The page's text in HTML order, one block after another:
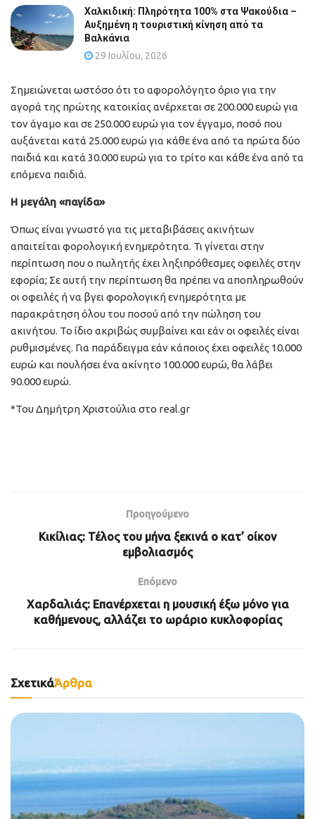
Χαλκιδική: Πληρότητα 100% στα Ψακούδια –
Αυξημένη η τουριστική κίνηση από τα
Βαλκάνια
29 Ιουλίου, 2026
Σημειώνεται ωστόσο ότι το αφορολόγητο όριο για την
αγορά της πρώτης κατοικίας ανέρχεται σε 200.000 ευρώ για
τον άγαμο και σε 250.000 ευρώ για τον έγγαμο, ποσό που
αυξάνεται κατά 25.000 ευρώ για κάθε ένα από τα πρώτα δύο
παιδιά και κατά 30.000 ευρώ για το τρίτο και κάθε ένα από τα
επόμενα παιδιά.
Η μεγάλη «παγίδα»
Όπως είναι γνωστό για τις μεταβιβάσεις ακινήτων
απαιτείται φορολογική ενημερότητα. Τι γίνεται στην
περίπτωση που ο πωλητής έχει ληξιπρόθεσμες οφειλές στην
εφορία; Σε αυτή την περίπτωση θα πρέπει να αποπληρωθούν
οι οφειλές ή να βγει φορολογική ενημερότητα με
παρακράτηση όλου του ποσού από την πώληση του
ακινήτου. Το ίδιο ακριβώς συμβαίνει και εάν οι οφειλές είναι
ρυθμισμένες. Για παράδειγμα εάν κάποιος έχει οφειλές 10.000
ευρώ και πουλήσει ένα ακίνητο 100.000 ευρώ, θα λάβει
90.000 ευρώ.
*Του Δημήτρη Χριστούλια στο real.gr
Προηγούμενο
Κικίλιας: Τέλος του μήνα ξεκινά ο κατ’ οίκον
εμβολιασμός
Επόμενο
Χαρδαλιάς: Επανέρχεται η μουσική έξω μόνο για
καθήμενους, αλλάζει το ωράριο κυκλοφορίας
ΣχετικάΆρθρα